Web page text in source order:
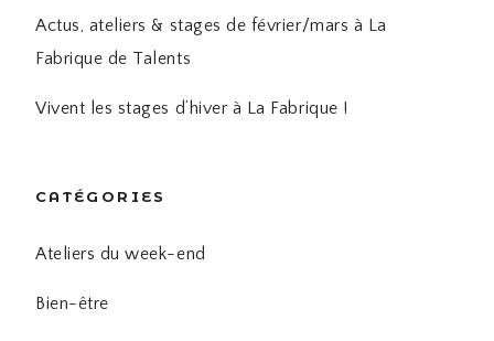
Actus, ateliers & stages de février/mars à La
Fabrique de Talents
Vivent les stages d’hiver à La Fabrique !
CATÉGORIES
Ateliers du week-end
Bien-être